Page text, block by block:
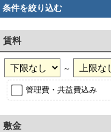
条件を絞り込む
賃料
～
管理費・共益費込み
敷金